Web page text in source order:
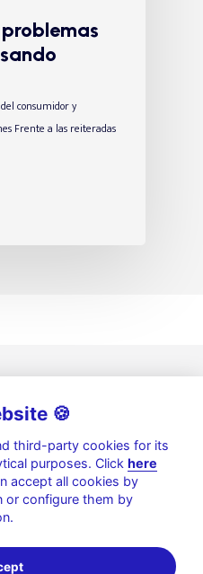
consumidor y
Frente a las reiteradas
legal
información
🍪
third-party cookies for its
purposes. Click here
accept all cookies by
or configure them by